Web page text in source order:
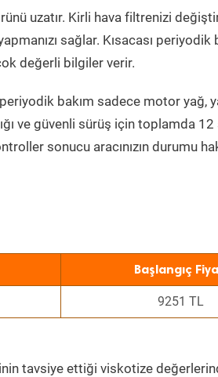
uzatır. Kirli hava filtrenizi
sağlar. Kısacası periyodik
değerli bilgiler verir.
periyodik bakım sadece motor yağ,
ve güvenli sürüş için toplamda 12
sonucu aracınızın durumu
Başlangıç
9251 TL
tavsiye ettiği viskotize